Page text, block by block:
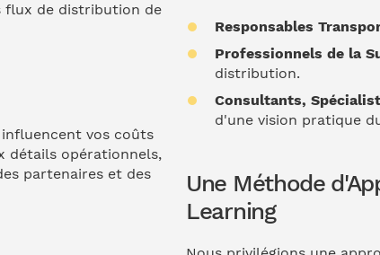
flux de distribution de
vos coûts
détails opérationnels,
partenaires et des
Responsables
Professionnels de la
distribution.
Consultants,
d'une vision pratique
Une Méthode
Learning